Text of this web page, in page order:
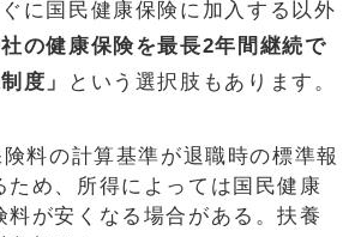
に国民健康保険に加入する以外
の健康保険を最長2年間継続で
度」
という選択肢もあります。
険料の計算基準が退職時の標準報
ため、所得によっては国民健康
料が安くなる場合がある。扶養